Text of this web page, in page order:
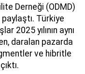
Derneği (ODMD)
Türkiye
2025 yılının aynı
daralan pazarda
ve hibritle